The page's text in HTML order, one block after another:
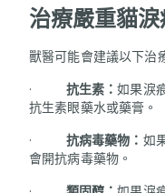
治療嚴重貓
獸醫可能會建議以下治
· 抗生素：如果淚
抗生素眼藥水或藥膏。
· 抗病毒藥物： 如
會開抗病毒藥物。